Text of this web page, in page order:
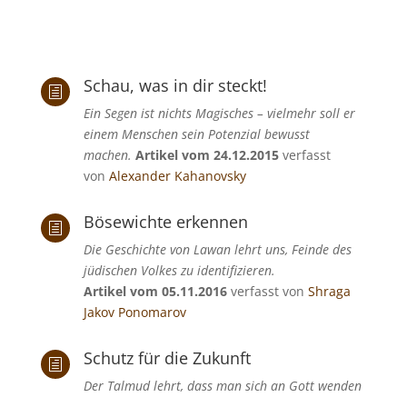
h Schau, was in dir steckt!
Ein Segen ist nichts Magisches – vielmehr soll er
einem Menschen sein Potenzial bewusst
machen. Artikel vom 24.12.2015verfasst
von Alexander Kahanovsky
h Bösewichte erkennen
Die Geschichte von Lawan lehrt uns, Feinde des
jüdischen Volkes zu identifizieren.
Artikel vom 05.11.2016verfasst von Shraga
Jakov Ponomarov
h Schutz für die Zukunft
Der Talmud lehrt, dass man sich an Gott wenden